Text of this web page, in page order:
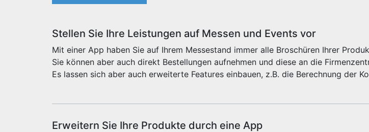
Stellen Sie Ihre Leistungen auf Messen und Events vor
Mit einer App haben Sie auf Ihrem Messestand immer alle Broschüren Ihrer
Sie können aber auch direkt Bestellungen aufnehmen und diese an die
Es lassen sich aber auch erweiterte Features einbauen, z.B. die Berechnung der
Erweitern Sie Ihre Produkte durch eine App